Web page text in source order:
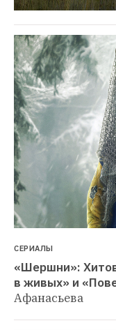
СЕРИАЛЫ
«Шершни»:
в живых» и
Афанасьева